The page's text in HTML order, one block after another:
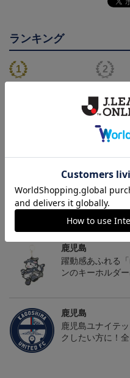
ランキング
26/27オーセンティックユ
13,200円～17,600円
【値引き
け】2025
クユニフ
8,800円
鹿児島
躍動感あふれる
ンのキーホルダ
鹿児島
鹿児島ユナイテ
クしたい方に！